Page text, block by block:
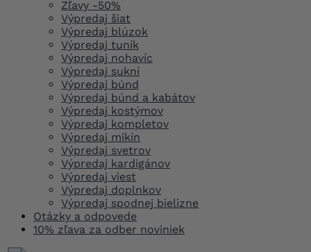
Zľavy -50%
Výpredaj šiat
Výpredaj blúzok
Výpredaj tuník
Výpredaj nohavíc
Výpredaj sukní
Výpredaj búnd
Výpredaj búnd a kabátov
Výpredaj kostýmov
Výpredaj kompletov
Výpredaj mikín
Výpredaj svetrov
Výpredaj kardigánov
Výpredaj viest
Výpredaj doplnkov
Výpredaj spodnej bielizne
Otázky a odpovede
10% zľava za odber noviniek